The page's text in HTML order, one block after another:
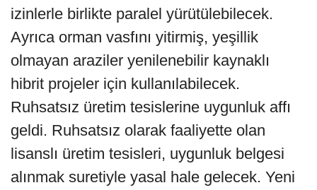
izinlerle birlikte paralel yürütülebilecek.
Ayrıca orman vasfını yitirmiş, yeşillik
olmayan araziler yenilenebilir kaynaklı
hibrit projeler için kullanılabilecek.
Ruhsatsız üretim tesislerine uygunluk affı
geldi. Ruhsatsız olarak faaliyette olan
lisanslı üretim tesisleri, uygunluk belgesi
alınmak suretiyle yasal hale gelecek. Yeni